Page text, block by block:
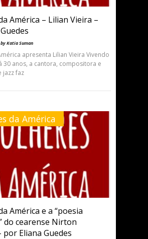
América – Lilian Vieira –
by Katia Suman
apresenta Lilian Vieira Vivendo
30 anos, a cantora, compositora e
jazz faz
da América
América e a “poesia
do cearense Nirton
por Eliana Guedes